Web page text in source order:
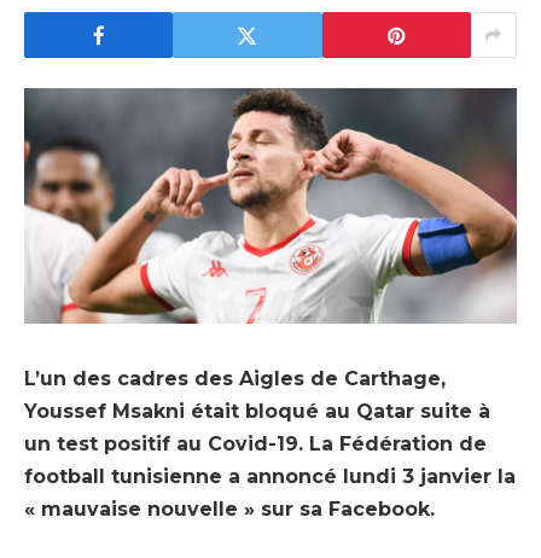
L’un des cadres des Aigles de Carthage,
Youssef Msakni était bloqué au Qatar suite à
un test positif au Covid-19. La Fédération de
football tunisienne a annoncé lundi 3 janvier la
« mauvaise nouvelle » sur sa Facebook.